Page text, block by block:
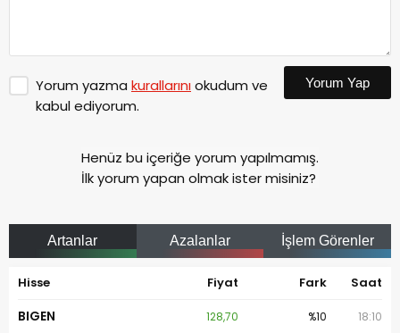
Yorum yazma kurallarınıokudum ve
kabul ediyorum.
Yorum Yap
Henüz bu içeriğe yorum yapılmamış.
İlk yorum yapan olmak ister misiniz?
Artanlar Azalanlar İşlem Görenler
Hisse Fiyat Fark Saat
BIGEN 128,70 %10 18:10